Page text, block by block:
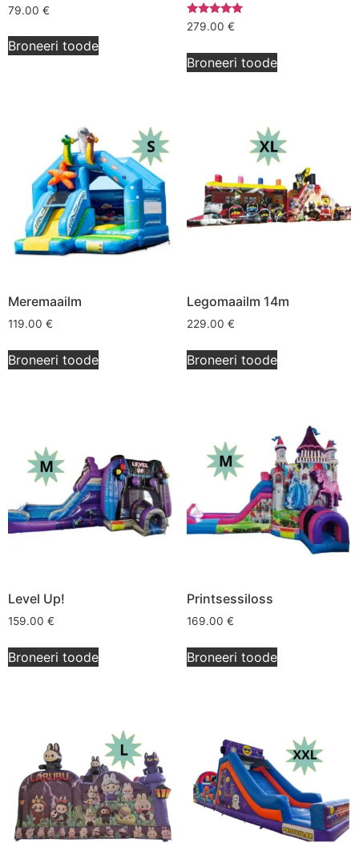
79.00 €
Broneeri toode
Hinnanguga
5.00
279.00 €
Broneeri toode
Meremaailm
119.00 €
Broneeri toode
Legomaailm 14m
229.00 €
Broneeri toode
Level Up!
159.00 €
Broneeri toode
Printsessiloss
169.00 €
Broneeri toode